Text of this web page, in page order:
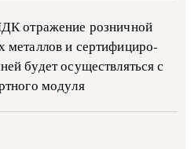
от­ра­же­ние роз­ни­ч­ной
ме­тал­лов и сер­ти­фи­ци­ро­
бу­дет осу­ще­ств­лять­ся с
мо­ду­ля